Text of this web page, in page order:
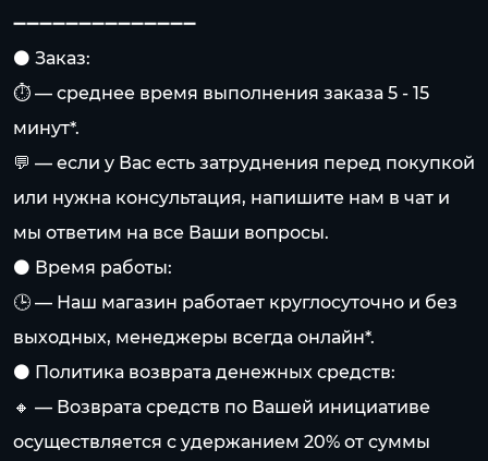
➖➖➖➖➖➖➖➖➖➖➖➖➖➖
⚫️ Заказ:
⏱️ — среднее время выполнения заказа 5 - 15
минут*.
💬 — если у Вас есть затруднения перед покупкой
или нужна консультация, напишите нам в чат и
мы ответим на все Ваши вопросы.
⚫️ Время работы:
🕒 — Наш магазин работает круглосуточно и без
выходных, менеджеры всегда онлайн*.
⚫️ Политика возврата денежных средств:
🔸 — Возврата средств по Вашей инициативе
осуществляется с удержанием 20% от суммы